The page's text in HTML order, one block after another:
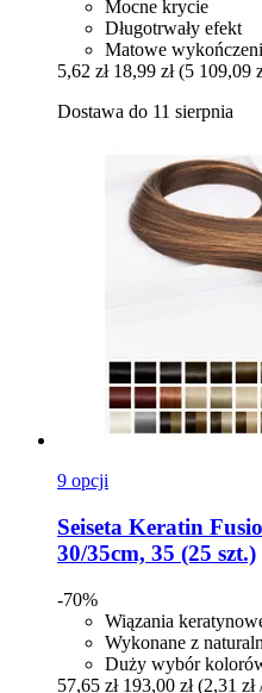
Mocne krycie
Długotrwały efekt
Matowe
5,62 zł 18,99 zł (5 109,09
Dostawa do 11 sierpnia
9 opcji
Seiseta Keratin
30/35cm, 35 (25 szt.)
-70%
Wiązania
Wykonane z
Duży wybór
57,65 zł 193,00 zł (2,31 zł